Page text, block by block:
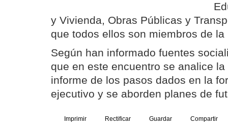
y Vivienda, Obras Públicas y
que todos ellos son miembros de
Según han informado fuentes
que en este encuentro se analice
informe de los pasos dados en la
ejecutivo y se aborden planes de
Imprimir Rectificar Guardar Compartir